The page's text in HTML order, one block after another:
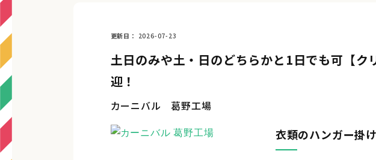
更新日 2026-07-23
土日のみや土・日のどちらかと1日でも可【
迎！
カーニバル 葛野工場
衣類のハンガー掛